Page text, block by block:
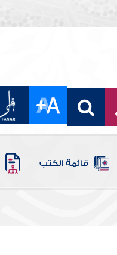
قائمة الكتب